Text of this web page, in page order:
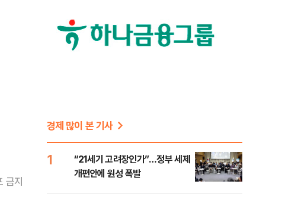
금지
경제 많이 본 기사
1
“21세기 고려장인가”…정부 세제
개편안에 원성 폭발